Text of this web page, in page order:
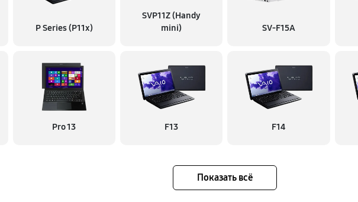
P Series (P11x)
SVP11Z (Handy
mini)
SV-F15A
Pro 13 F13 F14
Показать всё